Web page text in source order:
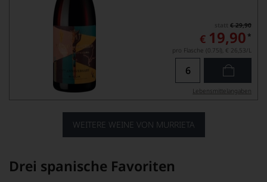
€ 29,90
€ 19,90 *
pro Flasche (0.75l), € 26,53/L
Lebensmittel­angaben
WEITERE WEINE VON MURRIETA
Drei spanische Favoriten